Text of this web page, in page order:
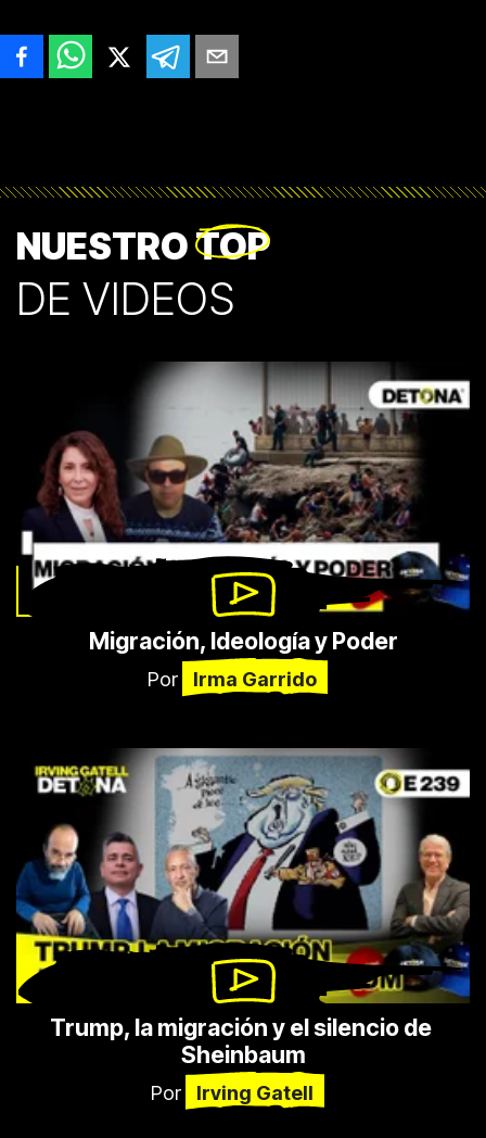
NUESTROTOP
DE VIDEOS
Migración, Ideología y Poder
Por Irma Garrido
Trump, la migración y el silencio de
Sheinbaum
Por Irving Gatell